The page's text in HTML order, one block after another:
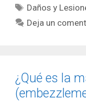
Etiquetas
Daños y
Deja un
¿Qué es la